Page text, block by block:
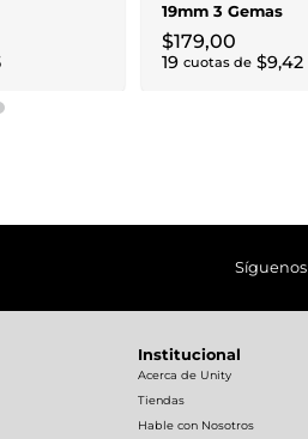
19mm 3 Gemas
$179,00
19 cuotas de $9,42
Síguenos
Institucional
Acerca de Unity
Tiendas
Hable con Nosotros